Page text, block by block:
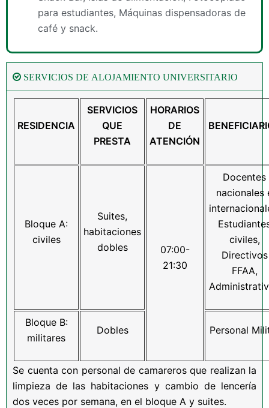
para estudiantes, Máquinas dispensadoras de
café y snack.
SERVICIOS DE ALOJAMIENTO UNIVERSITARIO
RESIDENCIA
SERVICIOS
QUE
PRESTA
HORARIOS
DE
ATENCIÓN
Bloque A:
civiles
Suites,
habitaciones
dobles
07:00-
21:30
Docentes
nacionales
civiles,
Directivos
FFAA,
Bloque B:
militares
Dobles Personal
Se cuenta con personal de camareros que realizan la
limpieza de las habitaciones y cambio de lencería
dos veces por semana, en el bloque A y suites.